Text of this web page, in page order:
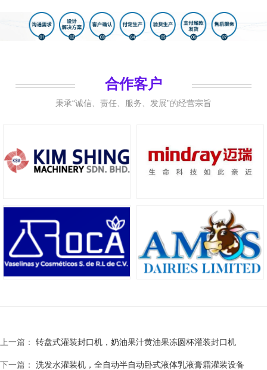
合作客户
秉承“诚信、责任、服务、发展”的经营宗旨
上一篇： 转盘式灌装封口机，奶油果汁黄油果冻圆杯灌装封口机
下一篇： 洗发水灌装机，全自动半自动卧式液体乳液膏霜灌装设备